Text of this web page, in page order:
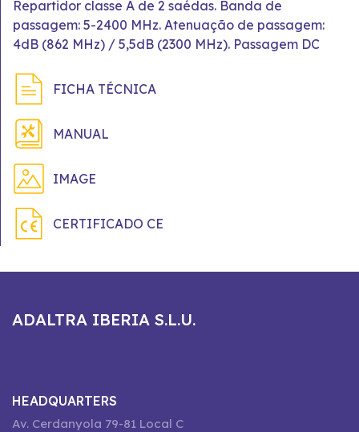
Repartidor classe A de 2 saédas. Banda de
passagem: 5-2400 MHz. Atenuação de passagem:
4dB (862 MHz) / 5,5dB (2300 MHz). Passagem DC
FICHA TÉCNICA
MANUAL
IMAGE
CERTIFICADO CE
ADALTRA IBERIA S.L.U.
HEADQUARTERS
Av. Cerdanyola 79-81 Local C